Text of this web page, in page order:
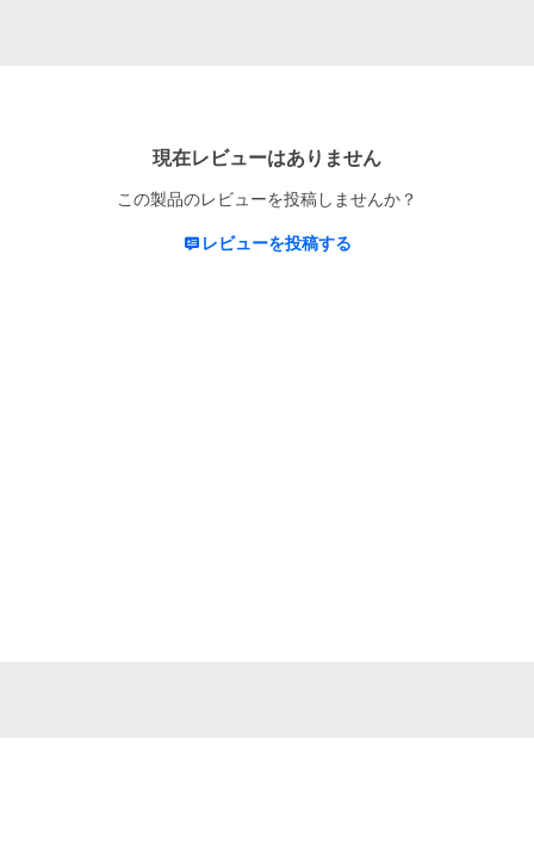
現在レビューはありません
この製品のレビューを投稿しませんか？
レビューを投稿する